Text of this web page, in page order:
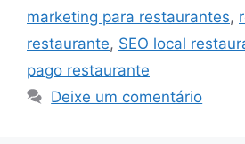
marketing para restaurantes,
restaurante, SEO local
pago restaurante
Deixe um comentário